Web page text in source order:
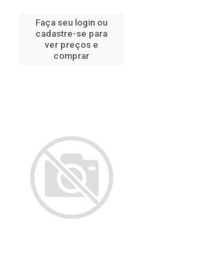
Faça seu login ou
cadastre-se para
ver preços e
comprar